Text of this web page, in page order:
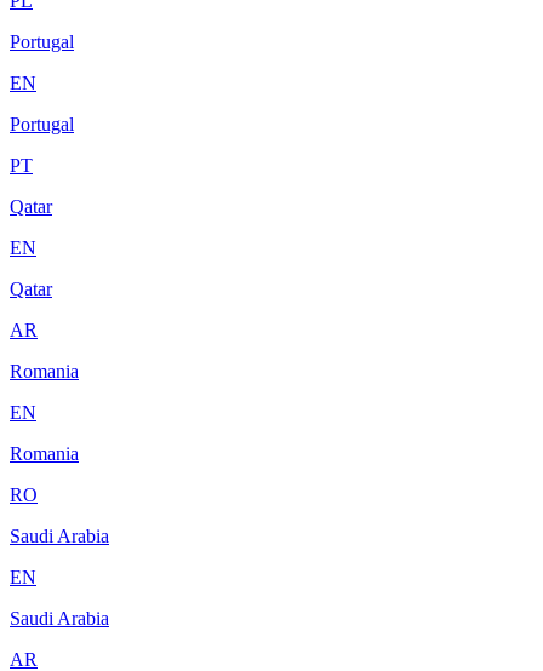
Portugal
EN
Portugal
PT
Qatar
EN
Qatar
AR
Romania
EN
Romania
RO
Saudi Arabia
EN
Saudi Arabia
AR